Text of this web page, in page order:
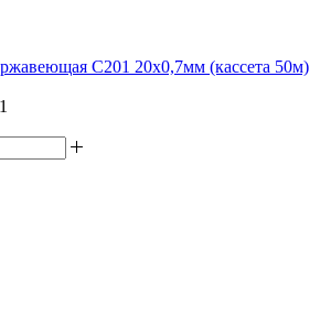
С201 20х0,7мм (кассета 50м)